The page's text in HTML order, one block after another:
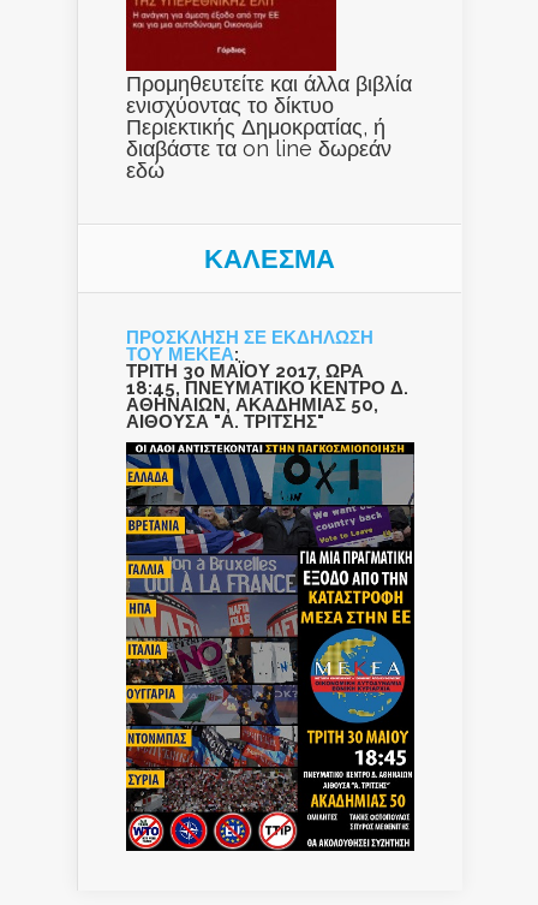
Προμηθευτείτε και άλλα βιβλία
ενισχύοντας το δίκτυο
Περιεκτικής Δημοκρατίας, ή
διαβάστε τα on line δωρεάν
εδώ
ΚΑΛΕΣΜΑ
ΠΡΟΣΚΛΗΣΗ ΣΕ ΕΚΔΗΛΩΣΗ
ΤΟΥ ΜΕΚΕΑ:
ΤΡΙΤΗ 30 ΜΑΪΟΥ 2017, ΩΡΑ
18:45, ΠΝΕΥΜΑΤΙΚΟ ΚΕΝΤΡΟ Δ.
ΑΘΗΝΑΙΩΝ, ΑΚΑΔΗΜΙΑΣ 50,
ΑΙΘΟΥΣΑ "Α. ΤΡΙΤΣΗΣ"